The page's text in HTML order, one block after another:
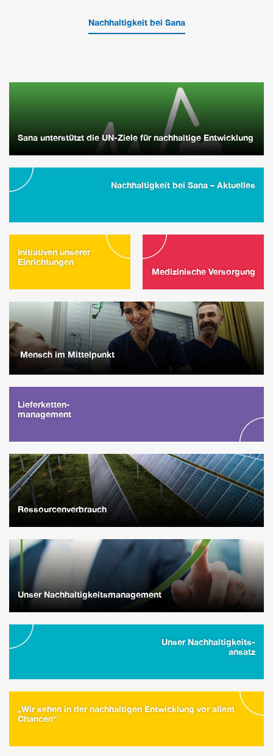
Nachhaltigkeit bei Sana
Sana unterstützt die UN-Ziele für nachhaltige Entwicklung
Nachhaltigkeit bei Sana – Aktuelles
Initiativen unserer
Einrichtungen
Medizinische Versorgung
Mensch im Mittelpunkt
Lieferketten-
management
Ressourcenverbrauch
Unser Nachhaltigkeitsmanagement
Unser Nachhaltigkeits-
ansatz
„Wir sehen in der nachhaltigen Entwicklung vor allem
Chancen“